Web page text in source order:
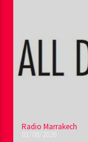
Radio Marrakech